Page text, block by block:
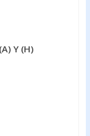
Y (H)